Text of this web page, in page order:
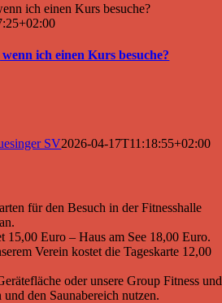
ich einen Kurs besuche?
ich einen Kurs besuche?
SV2026-04-17T11:18:55+02:00
für den Besuch in der Fitnesshalle
15,00 Euro – Haus am See 18,00 Euro.
Verein kostet die Tageskarte 12,00
oder unsere Group Fitness und
den Saunabereich nutzen.